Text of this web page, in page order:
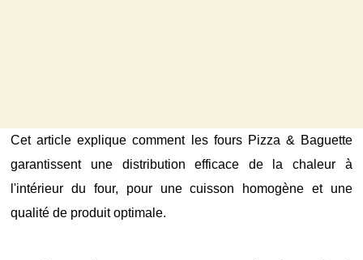
Cet article explique comment les fours Pizza & Baguette
garantissent une distribution efficace de la chaleur à
l'intérieur du four, pour une cuisson homogène et une
qualité de produit optimale.